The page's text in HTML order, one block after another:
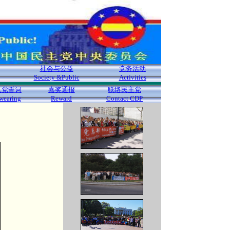
社会与公益
Society &Public
党务活动
Activities
党誓词
嘉奖通报
Reward
联络民主党
Contact CDP